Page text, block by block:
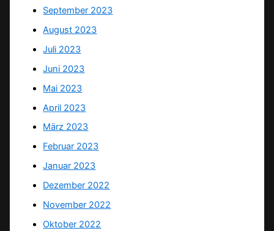
September 2023
August 2023
Juli 2023
Juni 2023
Mai 2023
April 2023
März 2023
Februar 2023
Januar 2023
Dezember 2022
November 2022
Oktober 2022